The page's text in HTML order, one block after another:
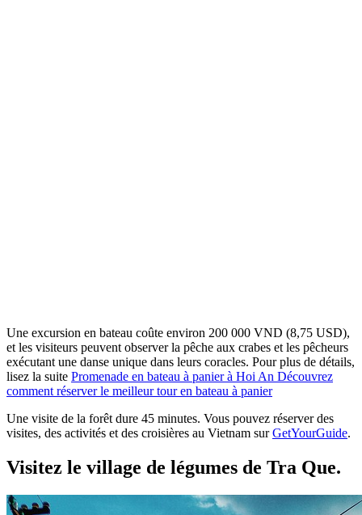
Une excursion en bateau coûte environ 200 000 VND (8,75 USD),
et les visiteurs peuvent observer la pêche aux crabes et les pêcheurs
exécutant une danse unique dans leurs coracles. Pour plus de détails,
lisez la suite Promenade en bateau à panier à Hoi An Découvrez
comment réserver le meilleur tour en bateau à panier
Une visite de la forêt dure 45 minutes. Vous pouvez réserver des
visites, des activités et des croisières au Vietnam surGetYourGuide.
Visitez le village de légumes de Tra Que.